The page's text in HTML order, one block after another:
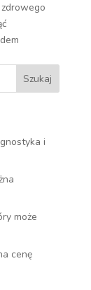
i
może
cenę